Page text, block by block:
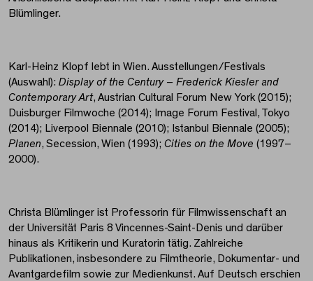
Blümlinger.
Karl-Heinz Klopf lebt in Wien. Ausstellungen/Festivals
(Auswahl): Display of the Century – Frederick Kiesler and
Contemporary Art, Austrian Cultural Forum New York (2015);
Duisburger Filmwoche (2014); Image Forum Festival, Tokyo
(2014); Liverpool Biennale (2010); Istanbul Biennale (2005);
Planen, Secession, Wien (1993); Cities on the Move (1997–
2000).
Christa Blümlinger ist Professorin für Filmwissenschaft an
der Universität Paris 8 Vincennes-Saint-Denis und darüber
hinaus als Kritikerin und Kuratorin tätig. Zahlreiche
Publikationen, insbesondere zu Filmtheorie, Dokumentar- und
Avantgardefilm sowie zur Medienkunst. Auf Deutsch erschien